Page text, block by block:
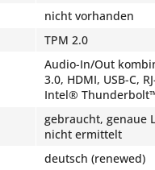
nicht vorhanden
TPM 2.0
Audio-In/Out
3.0, HDMI, USB-C,
Intel®
gebraucht, genaue
nicht ermittelt
deutsch (renewed)